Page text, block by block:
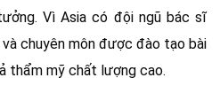
Vì Asia có đội ngũ bác sĩ
chuyên môn được đào tạo bài
thẩm mỹ chất lượng cao.